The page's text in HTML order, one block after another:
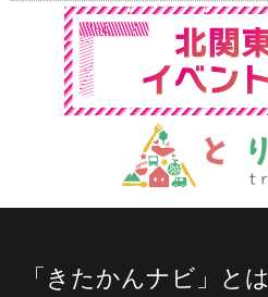
「きたかんナビ」とは